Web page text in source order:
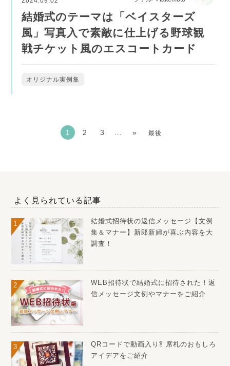
結婚式のテーマは「ベイスターズ
風」写真入で素敵に仕上げる野球観
戦チケット風のエスコートカード
オリジナル実例集
1 2 3 ... » 最後
よく見られている記事
結婚式招待状の返信メッセージ【文例
集＆マナー】新郎新婦が喜ぶ内容を大
調査！
WEB招待状で結婚式に招待された！返
信メッセージ文例やマナーをご紹介
QRコードで動画入り⁈ 席札のおもしろ
アイデアをご紹介